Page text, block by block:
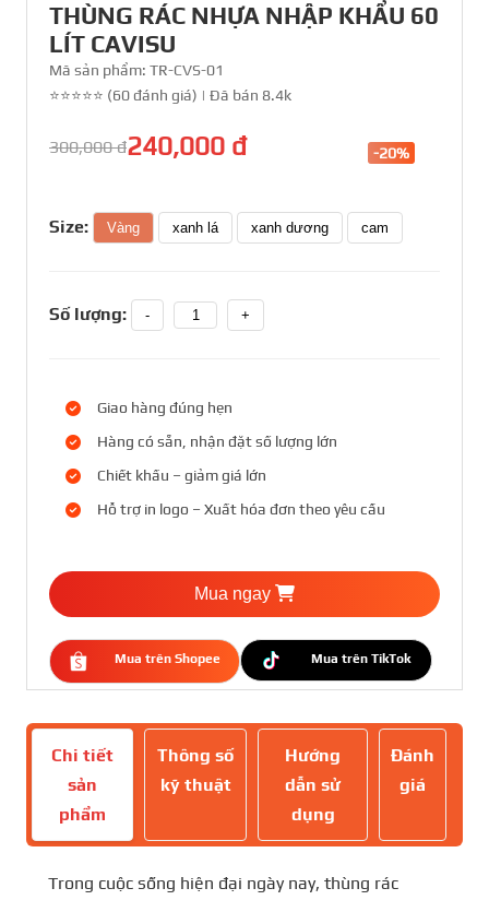
THÙNG RÁC NHỰA NHẬP KHẨU 60
LÍT CAVISU
Mã sản phẩm: TR-CVS-01
⭐⭐⭐⭐⭐ (60 đánh giá) | Đã bán 8.4k
300,000 đ240,000 đ -20%
Size: Vàng xanh lá xanh dương cam
Số lượng: - +
Giao hàng đúng hẹn
Hàng có sẵn, nhận đặt số lượng lớn
Chiết khấu – giảm giá lớn
Hỗ trợ in logo – Xuất hóa đơn theo yêu cầu
Mua ngay
Mua trên Shopee Mua trên TikTok
Chi tiết
sản
phẩm
Thông số
kỹ thuật
Hướng
dẫn sử
dụng
Đánh
giá
Trong cuộc sống hiện đại ngày nay, thùng rác